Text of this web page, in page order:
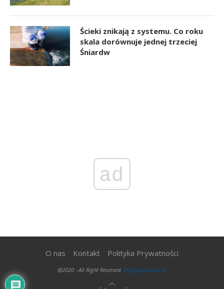
Ścieki znikają z systemu. Co roku
skala dorównuje jednej trzeciej
Śniardw
ad
O nas Kontakt Polityka Prywatności
@2020 - All Right Reserved. 300gospodarka.pl